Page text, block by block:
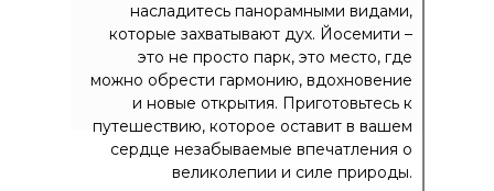
насладитесь панорамными видами,
которые захватывают дух. Йосемити –
это не просто парк, это место, где
можно обрести гармонию, вдохновение
и новые открытия. Приготовьтесь к
путешествию, которое оставит в вашем
сердце незабываемые впечатления о
великолепии и силе природы.